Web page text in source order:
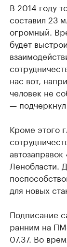
В 2014 году
составил 23
огромный.
будет
нас вот,
человек не
— подчеркнул
Кроме этого
Ленобласти.
для новых
Подписание
ранним на
07.37. Во